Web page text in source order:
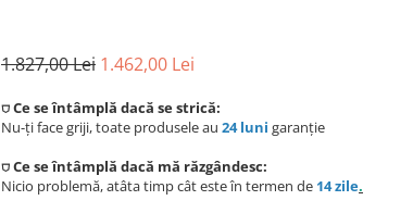
1.827,00 Lei 1.462,00 Lei
⛉ Ce se întâmplă dacă se strică:
Nu-ți face griji, toate produsele au 24 luni garanție
⛉ Ce se întâmplă dacă mă răzgândesc:
Nicio problemă, atâta timp cât este în termen de 14 zile.